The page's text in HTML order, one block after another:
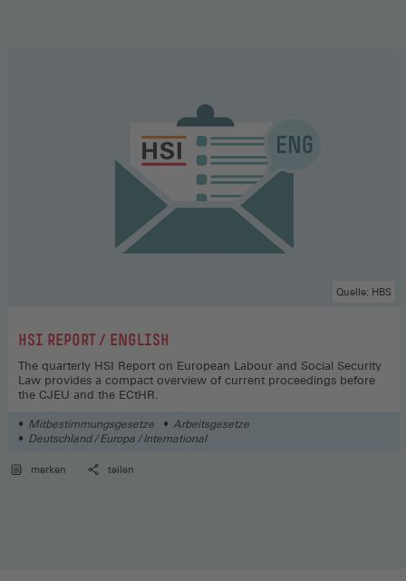
:HSI REPORT / ENGLISH
The quarterly HSI Report on European Labour and Social Security
Law provides a compact overview of current proceedings before
the CJEU and the ECtHR.
Quelle: HBS
Mitbestimmungsgesetze
Arbeitsgesetze
Deutschland / Europa / International
merken teilen